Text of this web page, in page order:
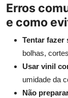
Erros
e como
Tentar fazer
bolhas,
Usar vinil
umidade da
Não